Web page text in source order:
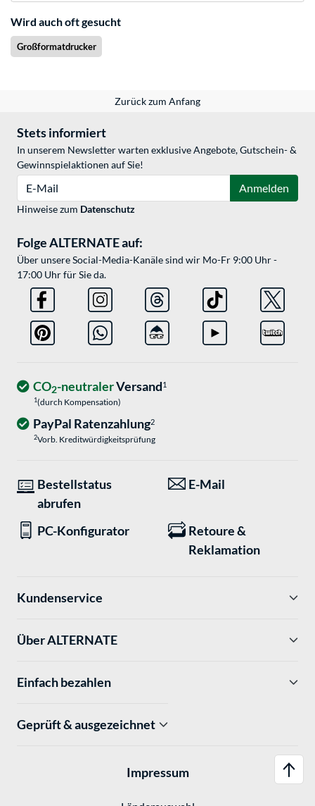
Wird auch oft gesucht
Großformatdrucker
Zurück zum Anfang
Stets informiert
In unserem Newsletter warten exklusive Angebote, Gutschein- &
Gewinnspielaktionen auf Sie!
Anmelden
Hinweise zum Datenschutz
Folge ALTERNATE auf:
Über unsere Social-Media-Kanäle sind wir Mo-Fr 9:00 Uhr -
17:00 Uhr für Sie da.
CO2-neutralerVersand1
1(durch Kompensation)
PayPal Ratenzahlung2
2Vorb. Kreditwürdigkeitsprüfung
Bestellstatus
abrufen
E-Mail
PC-Konfigurator
Retoure &
Reklamation
Kundenservice
Über ALTERNATE
Einfach bezahlen
Geprüft & ausgezeichnet
Impressum